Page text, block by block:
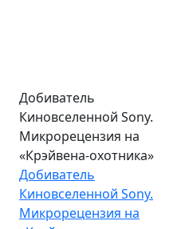
Добиватель
Киновселенной Sony.
Микрорецензия на
«Крэйвена-охотника»
Добиватель
Киновселенной Sony.
Микрорецензия на